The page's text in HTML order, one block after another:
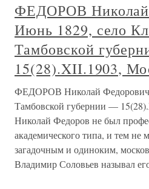
ФЕДОРОВ Николай
Июнь 1829, село
Тамбовской
15(28).XII.1903,
ФЕДОРОВ Николай
Тамбовской губернии —
Николай Федоров не был
академического типа, и тем не
загадочным и одиноким,
Владимир Соловьев называл